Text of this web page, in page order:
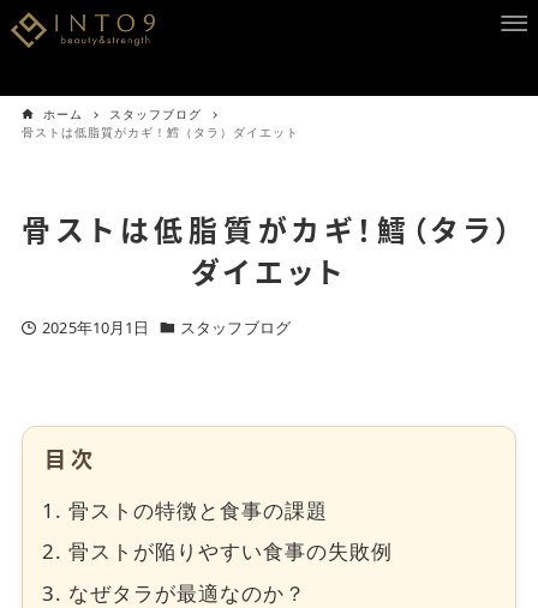
ホーム
スタッフブログ
骨ストは低脂質がカギ！鱈（タラ）ダイエット
骨ストは低脂質がカギ！鱈（タラ）
ダイエット
2025年10月1日 スタッフブログ
目次
骨ストの特徴と食事の課題
骨ストが陥りやすい食事の失敗例
なぜタラが最適なのか？